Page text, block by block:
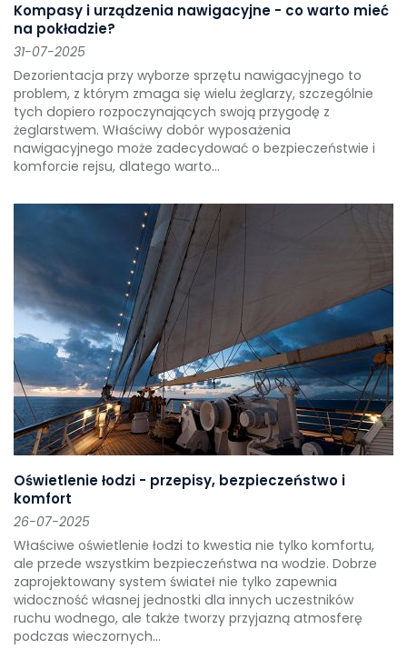
Kompasy i urządzenia nawigacyjne - co warto mieć
na pokładzie?
31-07-2025
Dezorientacja przy wyborze sprzętu nawigacyjnego to
problem, z którym zmaga się wielu żeglarzy, szczególnie
tych dopiero rozpoczynających swoją przygodę z
żeglarstwem. Właściwy dobór wyposażenia
nawigacyjnego może zadecydować o bezpieczeństwie i
komforcie rejsu, dlatego warto...
Oświetlenie łodzi - przepisy, bezpieczeństwo i
komfort
26-07-2025
Właściwe oświetlenie łodzi to kwestia nie tylko komfortu,
ale przede wszystkim bezpieczeństwa na wodzie. Dobrze
zaprojektowany system świateł nie tylko zapewnia
widoczność własnej jednostki dla innych uczestników
ruchu wodnego, ale także tworzy przyjazną atmosferę
podczas wieczornych...